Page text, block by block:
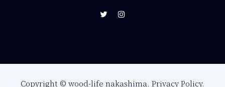
Copyright © wood-life nakashima. Privacy Policy.